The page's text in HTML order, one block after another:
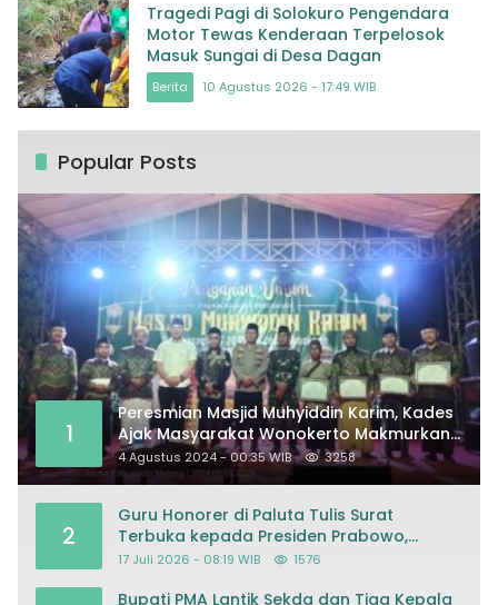
Tragedi Pagi di Solokuro Pengendara
Motor Tewas Kenderaan Terpelosok
Masuk Sungai di Desa Dagan
Berita 10 Agustus 2026 - 17:49 WIB
Popular Posts
1
Peresmian Masjid Muhyiddin Karim, Kades
Ajak Masyarakat Wonokerto Makmurkan
Masjid
4 Agustus 2024 - 00:35 WIB 3258
2
Guru Honorer di Paluta Tulis Surat
Terbuka kepada Presiden Prabowo,
Mohon Keadilan atas Dugaan
17 Juli 2026 - 08:19 WIB 1576
Bupati PMA Lantik Sekda dan Tiga Kepala